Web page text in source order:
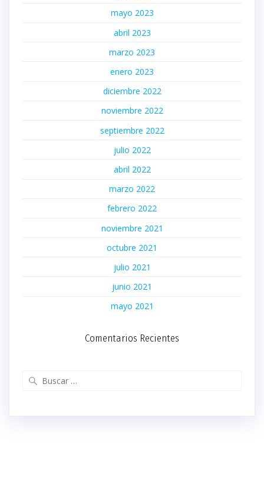
mayo 2023
abril 2023
marzo 2023
enero 2023
diciembre 2022
noviembre 2022
septiembre 2022
julio 2022
abril 2022
marzo 2022
febrero 2022
noviembre 2021
octubre 2021
julio 2021
junio 2021
mayo 2021
Comentarios Recientes